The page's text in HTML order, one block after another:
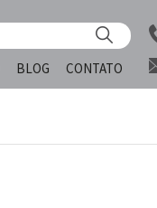
BLOG CONTATO